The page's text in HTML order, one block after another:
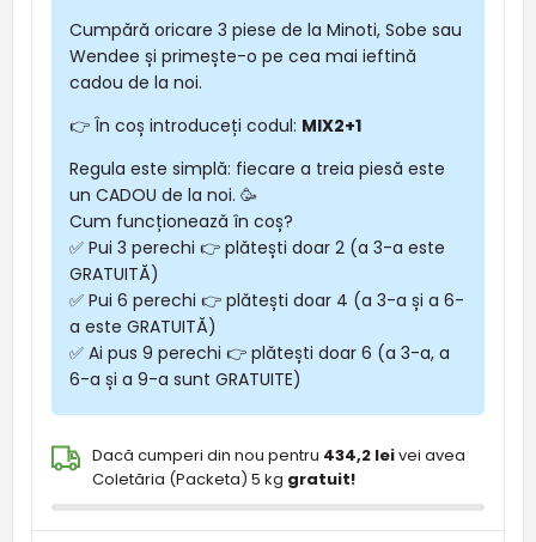
Cumpără oricare 3 piese de la Minoti, Sobe sau
Wendee și primește-o pe cea mai ieftină
cadou de la noi.
👉 În coș introduceți codul: MIX2+1
Regula este simplă: fiecare a treia piesă este
un CADOU de la noi. 🥳
Cum funcționează în coș?
✅ Pui 3 perechi 👉 plătești doar 2 (a 3-a este
GRATUITĂ)
✅ Pui 6 perechi 👉 plătești doar 4 (a 3-a și a 6-
a este GRATUITĂ)
✅ Ai pus 9 perechi 👉 plătești doar 6 (a 3-a, a
6-a și a 9-a sunt GRATUITE)
Dacă cumperi din nou pentru 434,2 leivei avea
Coletăria (Packeta) 5 kg gratuit!